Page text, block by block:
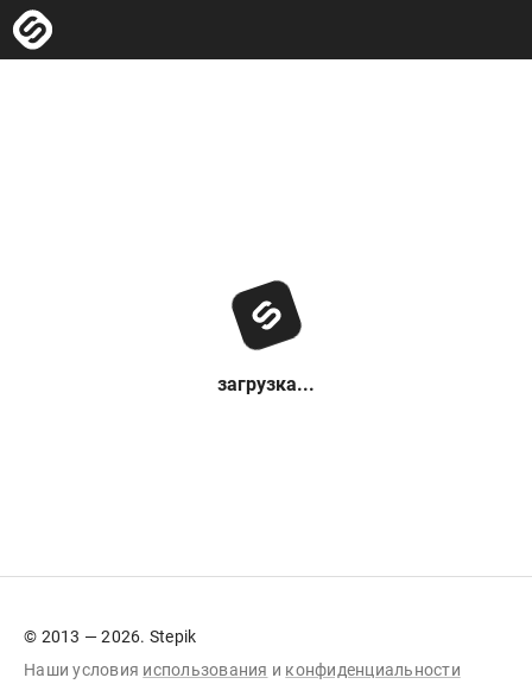
загрузка...
© 2013 — 2026. Stepik
Наши условия использования и конфиденциальности